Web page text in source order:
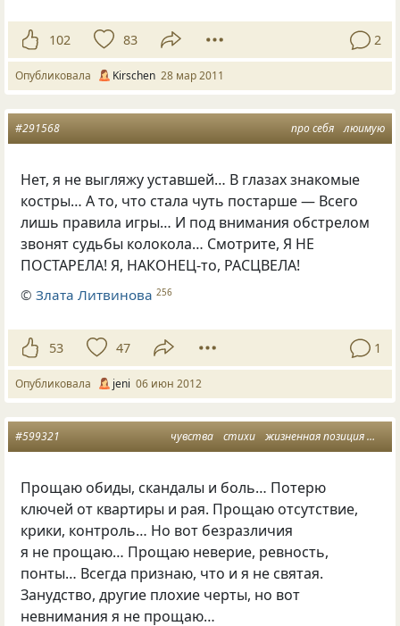
102 83 2
Опубликовала Kirschen 28 мар 2011
про себя люимую
#291568
Нет, я не выгляжу уставшей… В глазах знакомые
костры… А то, что стала чуть постарше — Всего
лишь правила игры… И под внимания обстрелом
звонят судьбы колокола… Смотрите, Я НЕ
ПОСТАРЕЛА! Я, НАКОНЕЦ-то, РАСЦВЕЛА!
©Злата Литвинова 256
53 47 1
Опубликовала jeni 06 июн 2012
чувства стихи жизненная позиция
#599321
Прощаю обиды, скандалы и боль… Потерю
ключей от квартиры и рая. Прощаю отсутствие,
крики, контроль… Но вот безразличия
я не прощаю… Прощаю неверие, ревность,
понты… Всегда признаю, что и я не святая.
Занудство, другие плохие черты, но вот
невнимания я не прощаю…